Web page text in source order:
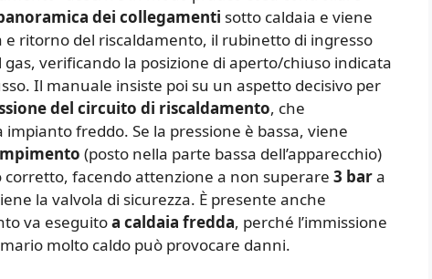
dei collegamenti sotto caldaia e viene
ritorno del riscaldamento, il rubinetto di ingresso
verificando la posizione di aperto/chiuso indicata
Il manuale insiste poi su un aspetto decisivo per
del circuito di riscaldamento, che
impianto freddo. Se la pressione è bassa, viene
(posto nella parte bassa dell’apparecchio)
facendo attenzione a non superare 3 bara
la valvola di sicurezza. È presente anche
va eseguitoa caldaia fredda, perché l’immissione
molto caldo può provocare danni.